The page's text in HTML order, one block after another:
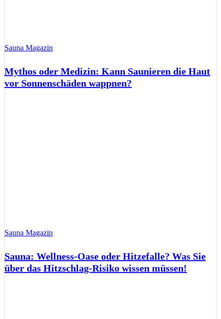
Sauna Magazin
Mythos oder Medizin: Kann Saunieren die Haut
vor Sonnenschäden wappnen?
Sauna Magazin
Sauna: Wellness-Oase oder Hitzefalle? Was Sie
über das Hitzschlag-Risiko wissen müssen!